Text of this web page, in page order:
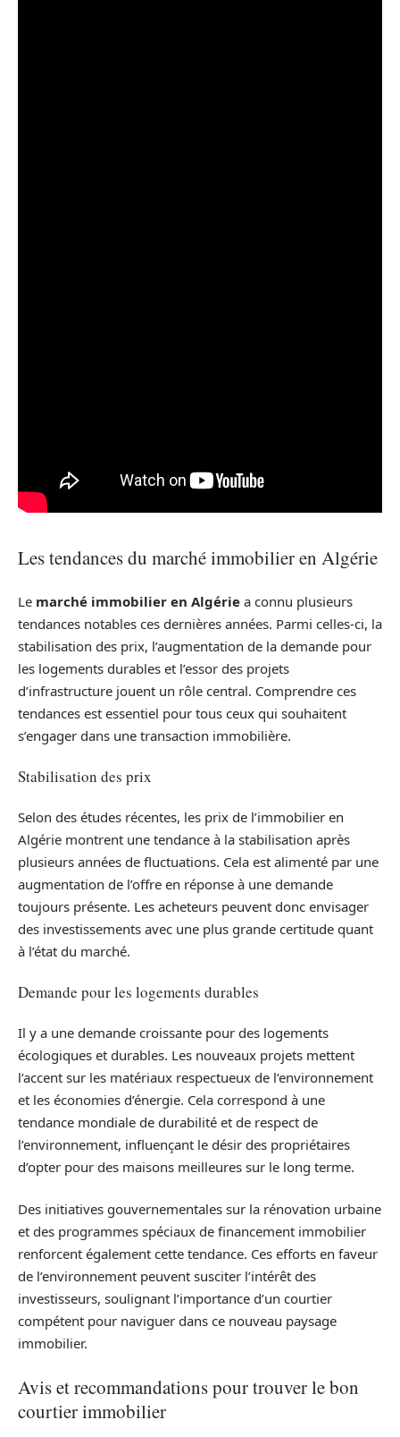
Les tendances du marché immobilier en Algérie
Le marché immobilier en Algérie a connu plusieurs
tendances notables ces dernières années. Parmi celles-ci, la
stabilisation des prix, l’augmentation de la demande pour
les logements durables et l’essor des projets
d’infrastructure jouent un rôle central. Comprendre ces
tendances est essentiel pour tous ceux qui souhaitent
s’engager dans une transaction immobilière.
Stabilisation des prix
Selon des études récentes, les prix de l’immobilier en
Algérie montrent une tendance à la stabilisation après
plusieurs années de fluctuations. Cela est alimenté par une
augmentation de l’offre en réponse à une demande
toujours présente. Les acheteurs peuvent donc envisager
des investissements avec une plus grande certitude quant
à l’état du marché.
Demande pour les logements durables
Il y a une demande croissante pour des logements
écologiques et durables. Les nouveaux projets mettent
l’accent sur les matériaux respectueux de l’environnement
et les économies d’énergie. Cela correspond à une
tendance mondiale de durabilité et de respect de
l’environnement, influençant le désir des propriétaires
d’opter pour des maisons meilleures sur le long terme.
Des initiatives gouvernementales sur la rénovation urbaine
et des programmes spéciaux de financement immobilier
renforcent également cette tendance. Ces efforts en faveur
de l’environnement peuvent susciter l’intérêt des
investisseurs, soulignant l’importance d’un courtier
compétent pour naviguer dans ce nouveau paysage
immobilier.
Avis et recommandations pour trouver le bon
courtier immobilier